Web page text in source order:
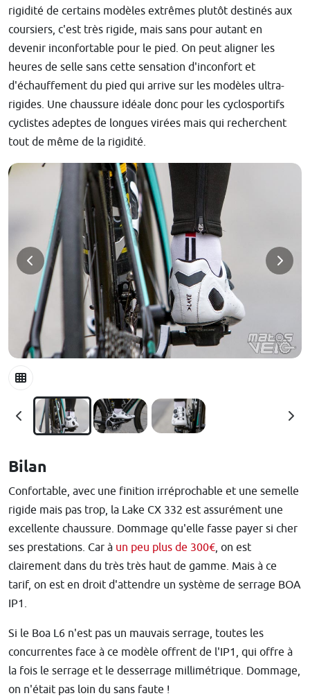
rigidité de certains modèles extrêmes plutôt destinés aux
coursiers, c'est très rigide, mais sans pour autant en
devenir inconfortable pour le pied. On peut aligner les
heures de selle sans cette sensation d'inconfort et
d'échauffement du pied qui arrive sur les modèles ultra-
rigides. Une chaussure idéale donc pour les cyclosportifs
cyclistes adeptes de longues virées mais qui recherchent
tout de même de la rigidité.
Bilan
Confortable, avec une finition irréprochable et une semelle
rigide mais pas trop, la Lake CX 332 est assurément une
excellente chaussure. Dommage qu'elle fasse payer si cher
ses prestations. Car à un peu plus de 300€, on est
clairement dans du très très haut de gamme. Mais à ce
tarif, on est en droit d'attendre un système de serrage BOA
IP1.
Si le Boa L6 n'est pas un mauvais serrage, toutes les
concurrentes face à ce modèle offrent de l'IP1, qui offre à
la fois le serrage et le desserrage millimétrique. Dommage,
on n'était pas loin du sans faute !